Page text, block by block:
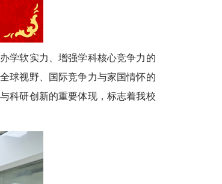
学软实力、增强学科核心竞争力的
球视野、国际竞争力与家国情怀的
科研创新的重要体现，标志着我校